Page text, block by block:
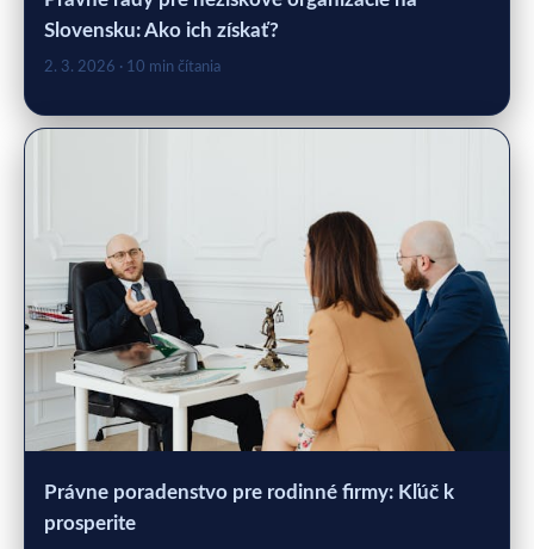
Slovensku: Ako ich získať?
2. 3. 2026 · 10 min čítania
Právne poradenstvo pre rodinné firmy: Kľúč k
prosperite